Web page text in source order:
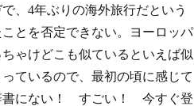
、4年ぶりの海外旅行だという
とを否定できない。ヨーロッパ
ゃけどこも似ているといえば似
ているので、最初の頃に感じて
書にない！ すごい！ 今すぐ登